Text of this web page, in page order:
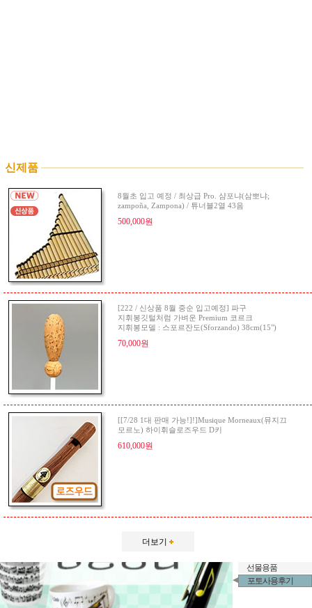
신제품
8월초 입고 예정 / 최상급 Pro. 샴포냐(삼뽀냐;
zampoña, Zampona) / 튜너블2열 43음
500,000원
[222 / 신상품 8월 중순 입고예정] 파구
지휘봉깃털처럼 가벼운 Premium 코르크
지휘봉모델 : 스포르잔도(Sforzando) 38cm(15")
70,000원
[[7/28 1대 판매 가능!]!]Musique Morneaux(뮤지끄
모르노) 하이휘슬로즈우드 D키
610,000원
더보기
선물용품
포토사용후기